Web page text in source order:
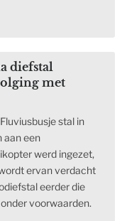
diefstal
met
stal in
aan een
werd ingezet,
ervan verdacht
eerder die
voorwaarden.